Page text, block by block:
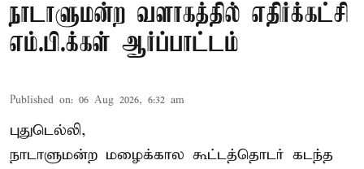
நாடாளுமன்ற வளாகத்தில் எதிர்க்கட்சி
எம்.பி.க்கள் ஆர்ப்பாட்டம்
Published on: 06 Aug 2026, 6:32 am
புதுடெல்லி,
நாடாளுமன்ற மழைக்கால கூட்டத்தொடர் கடந்த